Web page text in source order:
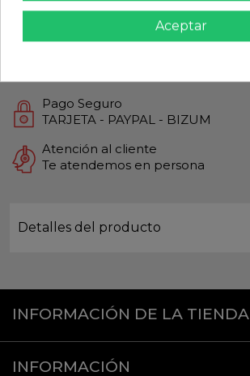
Calidad Garantizada
Productos de Máxima calidad
Pago Seguro
TARJETA - PAYPAL - BIZUM
Atención al cliente
Te atendemos en persona
Detalles del producto
INFORMACIÓN DE LA TIENDA
INFORMACIÓN
Aceptar